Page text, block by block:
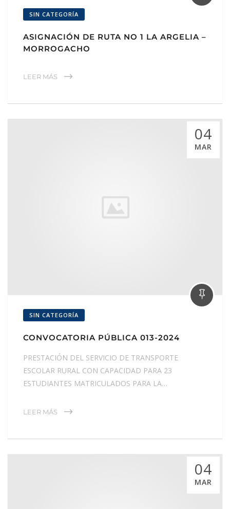
SIN CATEGORÍA
ASIGNACIÓN DE RUTA NO 1 LA ARGELIA –
MORROGACHO
LEER MÁS
04
MAR
SIN CATEGORÍA
CONVOCATORIA PÚBLICA 013-2024
PRESTACIÓN DEL SERVICIO DE TRANSPORTE
ESCOLAR RURAL CON CAPACIDAD PARA 23
ESTUDIANTES MATRICULADOS PARA LA…
LEER MÁS
04
MAR